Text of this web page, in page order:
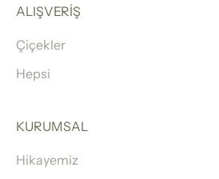
ALIŞVERİŞ
Çiçekler
Hepsi
KURUMSAL
Hikayemiz